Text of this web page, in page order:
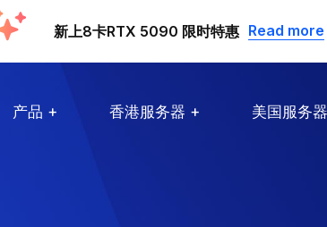
新上8卡RTX 5090 限时特惠 Read more
产品 香港服务器 美国服务器